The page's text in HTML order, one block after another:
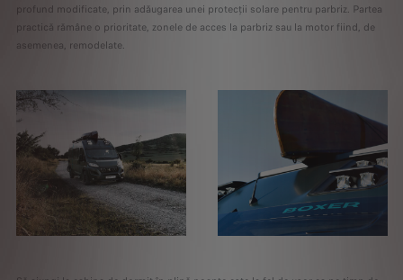
profund modificate, prin adăugarea unei protecții solare pentru parbriz. Partea
practică rămâne o prioritate, zonele de acces la parbriz sau la motor fiind, de
asemenea, remodelate.